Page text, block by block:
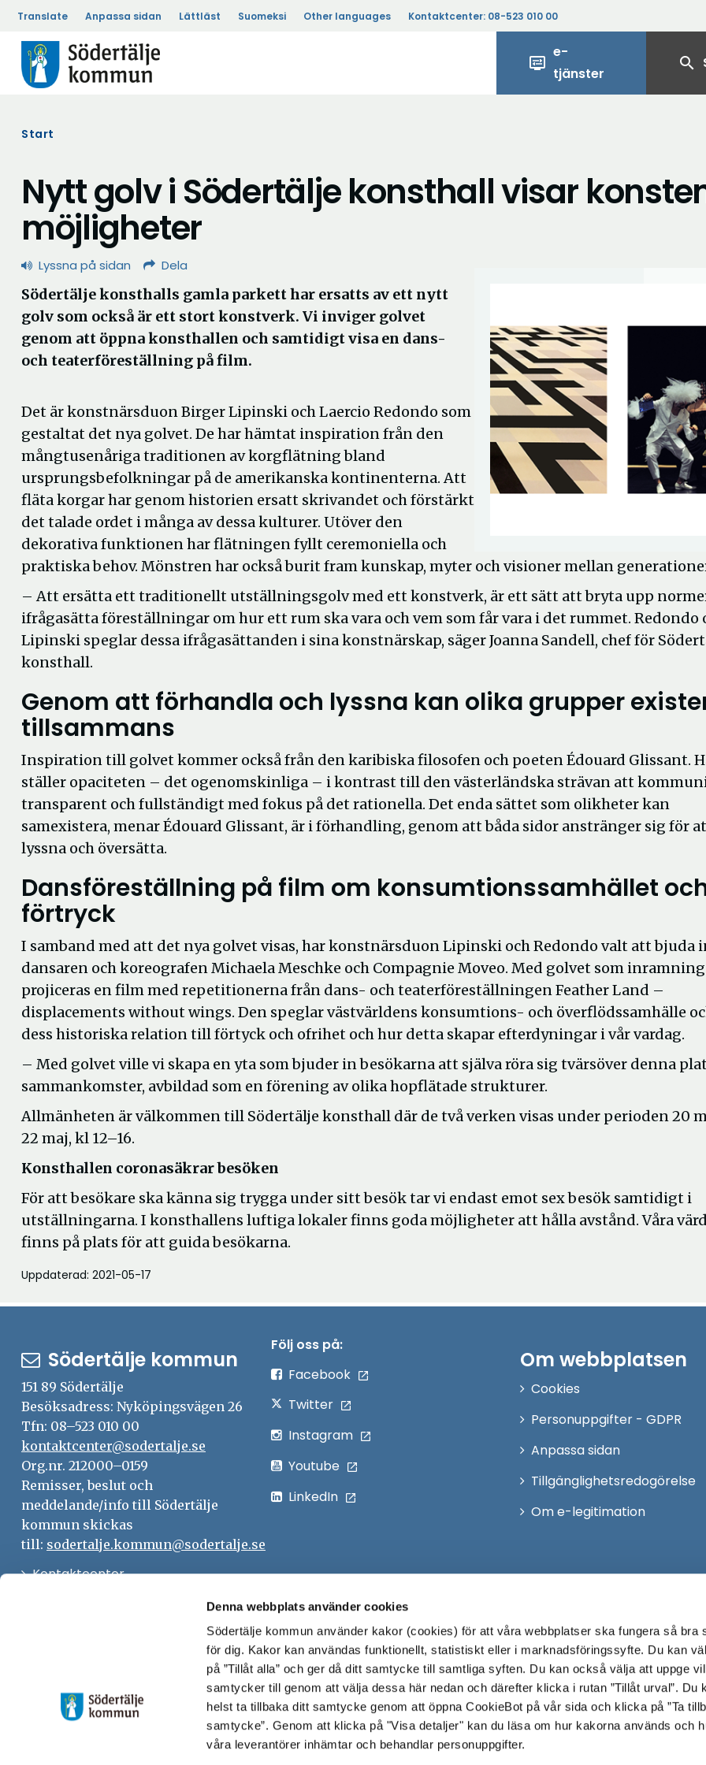
Denna webbplats använder cookies
Södertälje kommun använder kakor (cookies) för att våra webbplatser ska fungera så bra
för dig. Kakor kan användas funktionellt, statistiskt eller i marknadsföringssyfte. Du kan
på ”Tillåt alla” och ger då ditt samtycke till samtliga syften. Du kan också välja att uppge
samtycker till genom att välja dessa här nedan och därefter klicka i rutan ”Tillåt urval”. Du
helst ta tillbaka ditt samtycke genom att öppna CookieBot på vår sida och klicka på ”Ta
samtycke”. Genom att klicka på "Visa detaljer" kan du läsa om hur kakorna används och
våra leverantörer inhämtar och behandlar personuppgifter.
Translate Anpassa sidan Lättläst Suomeksi Other languages Kontaktcenter: 08-523 010 00
display_settings
e-
tjänster
search
Start
Nytt golv i Södertälje konsthall visar
möjligheter
Lyssna på sidan Dela
Södertälje konsthalls gamla parkett har ersatts av ett nytt
golv som också är ett stort konstverk. Vi inviger golvet
genom att öppna konsthallen och samtidigt visa en dans-
och teaterföreställning på film.
Det är konstnärsduon Birger Lipinski och Laercio Redondo som
gestaltat det nya golvet. De har hämtat inspiration från den
mångtusenåriga traditionen av korgflätning bland
ursprungsbefolkningar på de amerikanska kontinenterna. Att
fläta korgar har genom historien ersatt skrivandet och förstärkt
det talade ordet i många av dessa kulturer. Utöver den
dekorativa funktionen har flätningen fyllt ceremoniella och
praktiska behov. Mönstren har också burit fram kunskap, myter och visioner mellan
– Att ersätta ett traditionellt utställningsgolv med ett konstverk, är ett sätt att bryta upp
ifrågasätta föreställningar om hur ett rum ska vara och vem som får vara i det rummet. Redondo
Lipinski speglar dessa ifrågasättanden i sina konstnärskap, säger Joanna Sandell, chef för
konsthall.
Genom att förhandla och lyssna kan olika grupper
tillsammans
Inspiration till golvet kommer också från den karibiska filosofen och poeten Édouard Glissant.
ställer opaciteten – det ogenomskinliga – i kontrast till den västerländska strävan att
transparent och fullständigt med fokus på det rationella. Det enda sättet som olikheter kan
samexistera, menar Édouard Glissant, är i förhandling, genom att båda sidor anstränger sig för
lyssna och översätta.
Dansföreställning på film om konsumtionssamhället
förtryck
I samband med att det nya golvet visas, har konstnärsduon Lipinski och Redondo valt att bjuda
dansaren och koreografen Michaela Meschke och Compagnie Moveo. Med golvet som inramning
projiceras en film med repetitionerna från dans- och teaterföreställningen Feather Land –
displacements without wings. Den speglar västvärldens konsumtions- och överflödssamhälle
dess historiska relation till förtyck och ofrihet och hur detta skapar efterdyningar i vår vardag.
– Med golvet ville vi skapa en yta som bjuder in besökarna att själva röra sig tvärsöver denna
sammankomster, avbildad som en förening av olika hopflätade strukturer.
Allmänheten är välkommen till Södertälje konsthall där de två verken visas under perioden 20
22 maj, kl 12–16.
Konsthallen coronasäkrar besöken
För att besökare ska känna sig trygga under sitt besök tar vi endast emot sex besök samtidigt i
utställningarna. I konsthallens luftiga lokaler finns goda möjligheter att hålla avstånd. Våra
finns på plats för att guida besökarna.
Uppdaterad: 2021-05-17
Södertälje kommun
151 89 Södertälje
Besöksadress: Nyköpingsvägen 26
Tfn: 08–523 010 00
kontaktcenter@sodertalje.se
Org.nr. 212000–0159
Remisser, beslut och
meddelande/info till Södertälje
kommun skickas
till: sodertalje.kommun@sodertalje.se
KontaktcenterÖppna
fönster
Anslagstavla
Skicka faktura till Södertälje
Följ oss på:
Facebook
Twitter
Instagram
Youtube
LinkedIn
Om webbplatsen
Cookies
Personuppgifter - GDPR
Anpassa sidan
Tillgänglighetsredogörelse
Om e-legitimation